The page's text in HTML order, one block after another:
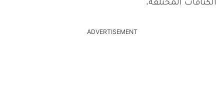
الكثافات المختلفة.
ADVERTISEMENT